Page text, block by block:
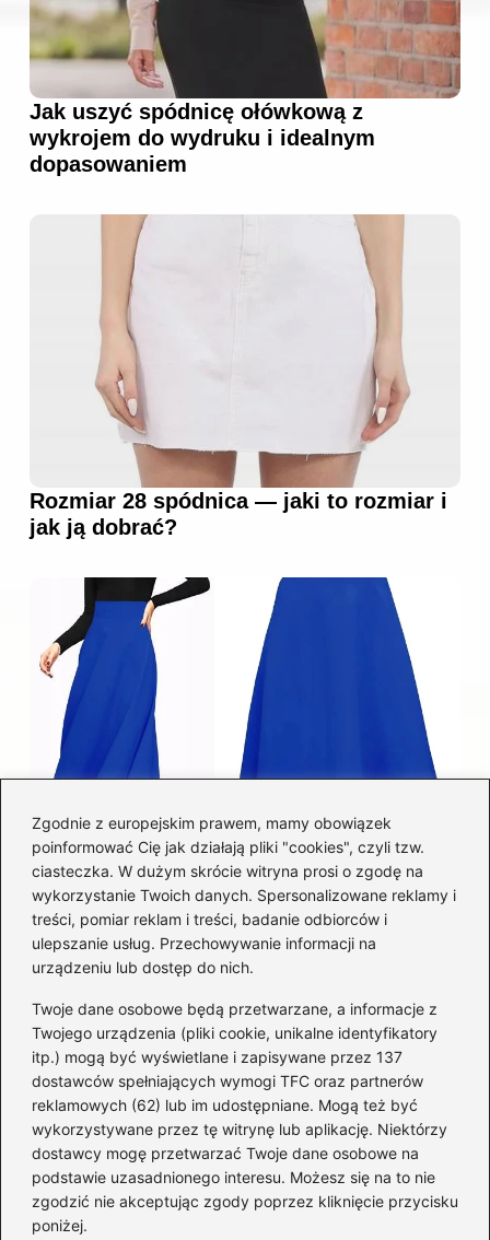
Zgodnie z europejskim prawem, mamy obowiązek
poinformować Cię jak działają pliki "cookies", czyli tzw.
ciasteczka. W dużym skrócie witryna prosi o zgodę na
wykorzystanie Twoich danych. Spersonalizowane reklamy i
treści, pomiar reklam i treści, badanie odbiorców i
ulepszanie usług. Przechowywanie informacji na
urządzeniu lub dostęp do nich.
Twoje dane osobowe będą przetwarzane, a informacje z
Twojego urządzenia (pliki cookie, unikalne identyfikatory
itp.) mogą być wyświetlane i zapisywane przez 137
dostawców spełniających wymogi TFC oraz partnerów
reklamowych (62) lub im udostępniane. Mogą też być
wykorzystywane przez tę witrynę lub aplikację. Niektórzy
dostawcy mogę przetwarzać Twoje dane osobowe na
podstawie uzasadnionego interesu. Możesz się na to nie
zgodzić nie akceptując zgody poprzez kliknięcie przycisku
poniżej.
Jak uszyć spódnicę ołówkową z
wykrojem do wydruku i idealnym
dopasowaniem
Rozmiar 28 spódnica — jaki to rozmiar i
jak ją dobrać?
Łatwy sposób jak skrócić spódnicę z
półkoła w domu
Kategorie
Akcesoria(29)
Buty(221)
Dodatki(59)
Dziecko(100)
Kobieta(39)
Moda(109)
Styl(2)